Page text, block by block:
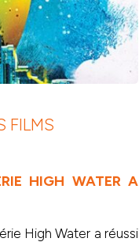
FILMS
HIGH WATER A
High Water a réussi